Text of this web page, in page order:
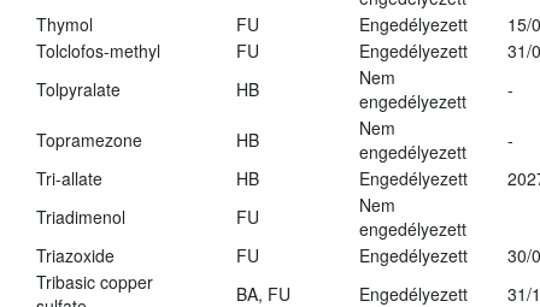
Thymol
FU Engedélyezett
15/
Tolclofos-methyl
FU Engedélyezett
31/
Tolpyralate
HB
Nem
engedélyezett
-
Topramezone HB
Nem
engedélyezett
-
Tri-allate
HB Engedélyezett
Triadimenol
FU
Nem
engedélyezett
Triazoxide
FU Engedélyezett
30/
Tribasic copper
BA, FU Engedélyezett
31/